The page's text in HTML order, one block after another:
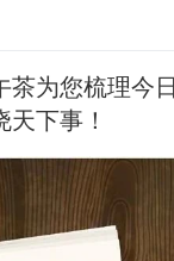
茶为您梳理今
下事！